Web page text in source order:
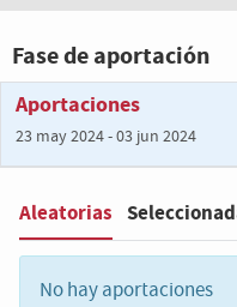
Fase de aportación
Aportaciones
23 may 2024 - 03 jun 2024
Filter:
Aleatorias
No hay aportaciones